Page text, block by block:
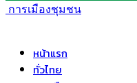
การเมืองชุมชน
หน้าแรก
ทั่วไทย